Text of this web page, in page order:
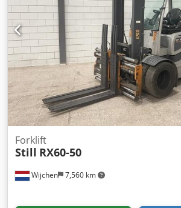
and couplings. Extra bearing on
pockets W/H: 200x70 mm. - Made in
Wijchen 7,560 km
Forklift
Still RX60-50